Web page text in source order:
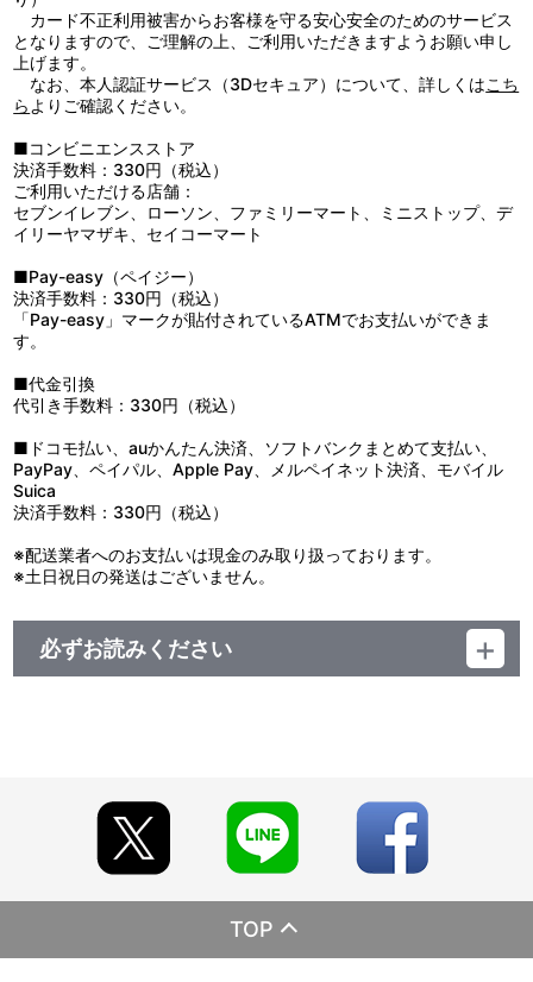
4：アスタマニア～ナ！！ （ｏｆｆ ｖｏｃａｌ）
カード不正利用被害からお客様を守る安心安全のためのサービス
となりますので、ご理解の上、ご利用いただきますようお願い申し
上げます。
なお、本人認証サービス（3Dセキュア）について、詳しくはこち
ら よりご確認ください。
■コンビニエンスストア
決済手数料：330円（税込）
ご利用いただける店舗：
セブンイレブン、ローソン、ファミリーマート、ミニストップ、デ
イリーヤマザキ、セイコーマート
■Pay-easy（ペイジー）
決済手数料：330円（税込）
「Pay-easy」マークが貼付されているATMでお支払いができま
す。
■代金引換
代引き手数料：330円（税込）
■ドコモ払い、auかんたん決済、ソフトバンクまとめて支払い、
PayPay、ペイパル、Apple Pay、メルペイネット決済、モバイル
Suica
決済手数料：330円（税込）
※配送業者へのお支払いは現金のみ取り扱っております。
※土日祝日の発送はございません。
必ずお読みください
TOP